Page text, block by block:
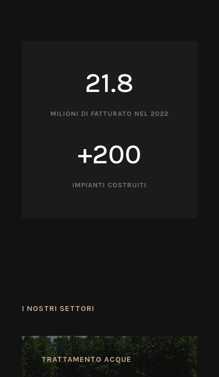
21.8
MILIONI DI FATTURATO NEL 2022
+200
IMPIANTI COSTRUITI
I NOSTRI SETTORI
TRATTAMENTO ACQUE